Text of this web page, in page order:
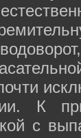
К
с